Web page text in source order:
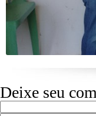
Deixe seu